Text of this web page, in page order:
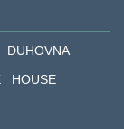
DUHOVNA
HOUSE